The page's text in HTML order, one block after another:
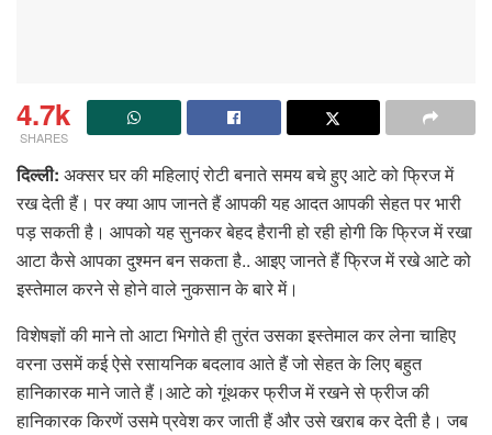
4.7k
SHARES
दिल्ली: अक्सर घर की महिलाएं रोटी बनाते समय बचे हुए आटे को फ्रिज में
रख देती हैं। पर क्या आप जानते हैं आपकी यह आदत आपकी सेहत पर भारी
पड़ सकती है। आपको यह सुनकर बेहद हैरानी हो रही होगी कि फ्रिज में रखा
आटा कैसे आपका दुश्मन बन सकता है.. आइए जानते हैं फ्रिज में रखे आटे को
इस्तेमाल करने से होने वाले नुकसान के बारे में।
विशेषज्ञों की माने तो आटा भिगोते ही तुरंत उसका इस्तेमाल कर लेना चाहिए
वरना उसमें कई ऐसे रसायनिक बदलाव आते हैं जो सेहत के लिए बहुत
हानिकारक माने जाते हैं।आटे को गूंथकर फ्रीज में रखने से फ्रीज की
हानिकारक किरणें उसमे प्रवेश कर जाती हैं और उसे खराब कर देती है। जब